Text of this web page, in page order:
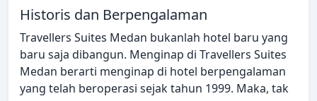
Historis dan Berpengalaman
Travellers Suites Medan bukanlah hotel baru yang
baru saja dibangun. Menginap di Travellers Suites
Medan berarti menginap di hotel berpengalaman
yang telah beroperasi sejak tahun 1999. Maka, tak